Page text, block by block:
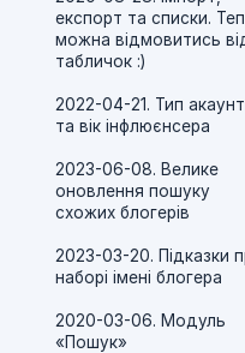
експорт та списки.
можна відмовитись
табличок :)
2022-04-21. Тип
та вік інфлюєнсера
2023-06-08. Велике
оновлення пошуку
схожих блогерів
2023-03-20. Підказки
наборі імені блогера
2020-03-06. Модуль
«Пошук»